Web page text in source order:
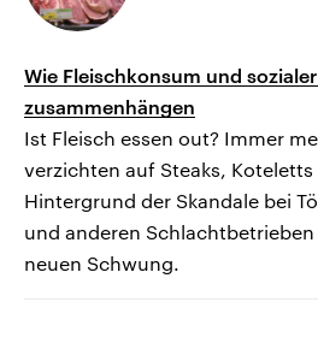
Wie Fleischkonsum und
zusammenhängen
Ist Fleisch essen out? Immer
verzichten auf Steaks,
Hintergrund der Skandale bei
und anderen
neuen Schwung.